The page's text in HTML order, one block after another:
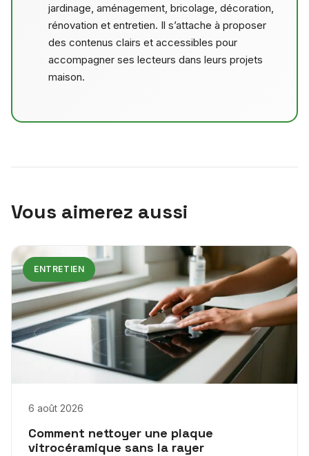
jardinage, aménagement, bricolage, décoration,
rénovation et entretien. Il s’attache à proposer
des contenus clairs et accessibles pour
accompagner ses lecteurs dans leurs projets
maison.
Vous aimerez aussi
ENTRETIEN
6 août 2026
Comment nettoyer une plaque
vitrocéramique sans la rayer